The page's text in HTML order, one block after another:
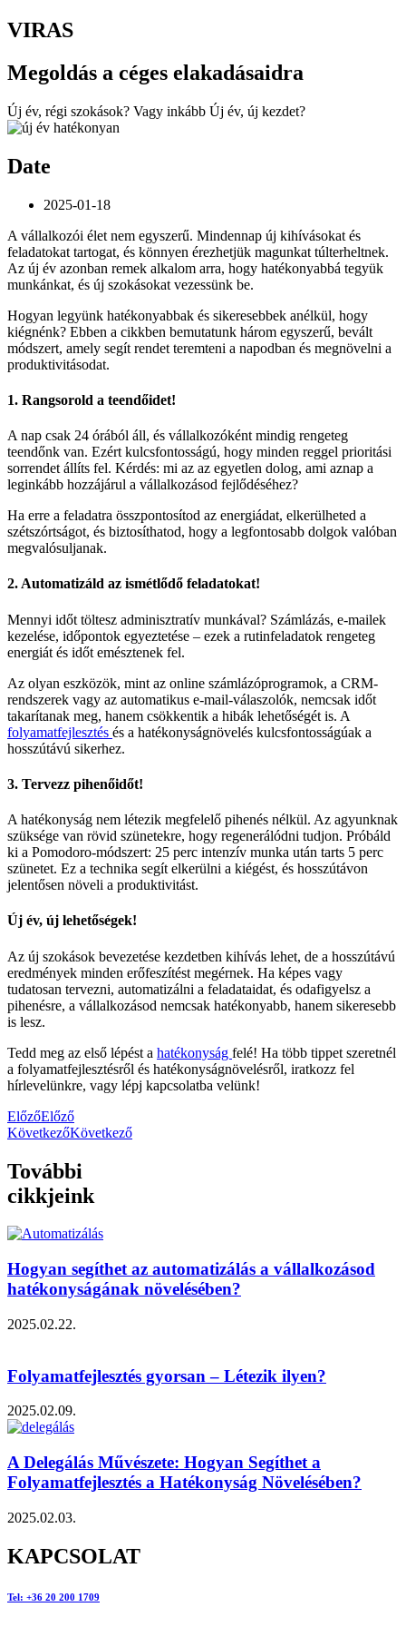
VIRAS
Megoldás a céges elakadásaidra
Új év, régi szokások? Vagy inkább Új év, új kezdet?
Date
2025-01-18
A vállalkozói élet nem egyszerű. Mindennap új kihívásokat és
feladatokat tartogat, és könnyen érezhetjük magunkat túlterheltnek.
Az új év azonban remek alkalom arra, hogy hatékonyabbá tegyük
munkánkat, és új szokásokat vezessünk be.
Hogyan legyünk hatékonyabbak és sikeresebbek anélkül, hogy
kiégnénk? Ebben a cikkben bemutatunk három egyszerű, bevált
módszert, amely segít rendet teremteni a napodban és megnövelni a
produktivitásodat.
1. Rangsorold a teendőidet!
A nap csak 24 órából áll, és vállalkozóként mindig rengeteg
teendőnk van. Ezért kulcsfontosságú, hogy minden reggel prioritási
sorrendet állíts fel. Kérdés: mi az az egyetlen dolog, ami aznap a
leginkább hozzájárul a vállalkozásod fejlődéséhez?
Ha erre a feladatra összpontosítod az energiádat, elkerülheted a
szétszórtságot, és biztosíthatod, hogy a legfontosabb dolgok valóban
megvalósuljanak.
2. Automatizáld az ismétlődő feladatokat!
Mennyi időt töltesz adminisztratív munkával? Számlázás, e-mailek
kezelése, időpontok egyeztetése – ezek a rutinfeladatok rengeteg
energiát és időt emésztenek fel.
Az olyan eszközök, mint az online számlázóprogramok, a CRM-
rendszerek vagy az automatikus e-mail-válaszolók, nemcsak időt
takarítanak meg, hanem csökkentik a hibák lehetőségét is. A
folyamatfejlesztés és a hatékonyságnövelés kulcsfontosságúak a
hosszútávú sikerhez.
3. Tervezz pihenőidőt!
A hatékonyság nem létezik megfelelő pihenés nélkül. Az agyunknak
szüksége van rövid szünetekre, hogy regenerálódni tudjon. Próbáld
ki a Pomodoro-módszert: 25 perc intenzív munka után tarts 5 perc
szünetet. Ez a technika segít elkerülni a kiégést, és hosszútávon
jelentősen növeli a produktivitást.
Új év, új lehetőségek!
Az új szokások bevezetése kezdetben kihívás lehet, de a hosszútávú
eredmények minden erőfeszítést megérnek. Ha képes vagy
tudatosan tervezni, automatizálni a feladataidat, és odafigyelsz a
pihenésre, a vállalkozásod nemcsak hatékonyabb, hanem sikeresebb
is lesz.
Tedd meg az első lépést a hatékonyság felé! Ha több tippet szeretnél
a folyamatfejlesztésről és hatékonyságnövelésről, iratkozz fel
hírlevelünkre, vagy lépj kapcsolatba velünk!
ElőzőElőző
KövetkezőKövetkező
További
cikkjeink
Hogyan segíthet az automatizálás a vállalkozásod
hatékonyságának növelésében?
2025.02.22.
Folyamatfejlesztés gyorsan – Létezik ilyen?
2025.02.09.
A Delegálás Művészete: Hogyan Segíthet a
Folyamatfejlesztés a Hatékonyság Növelésében?
2025.02.03.
KAPCSOLAT
Tel: +36 20 200 1709